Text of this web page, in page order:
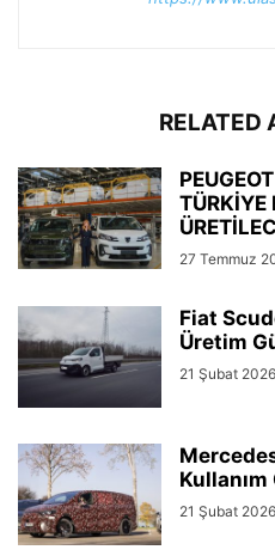
RELATED
TÜRKİYE
27 Temmuz
Fiat
Üretim
21 Şubat 2026
21 Şubat 2026